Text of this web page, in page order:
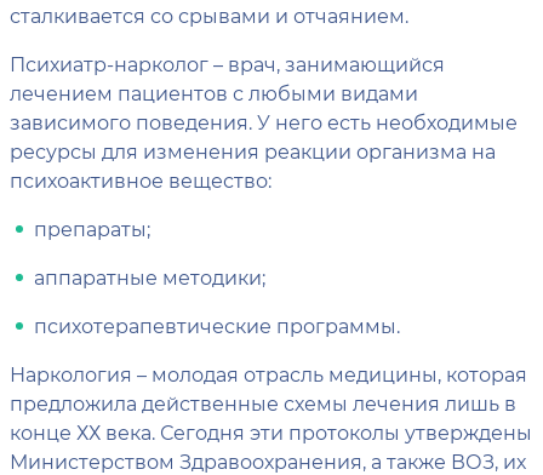
сталкивается со срывами и отчаянием.
Психиатр-нарколог – врач, занимающийся
лечением пациентов с любыми видами
зависимого поведения. У него есть необходимые
ресурсы для изменения реакции организма на
психоактивное вещество:
препараты;
аппаратные методики;
психотерапевтические программы.
Наркология – молодая отрасль медицины, которая
предложила действенные схемы лечения лишь в
конце ХХ века. Сегодня эти протоколы утверждены
Министерством Здравоохранения, а также ВОЗ, их